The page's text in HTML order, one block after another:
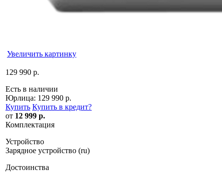
Увеличить картинку
129 990 р.
Есть в наличии
Юрлица: 129 990 р.
Купить Купить в кредит?
от 12 999 р.
Комплектация
Устройство
Зарядное устройство (ru)
Достоинства